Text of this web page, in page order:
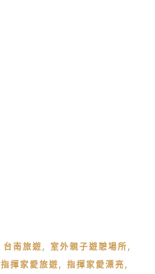
台南旅遊, 室外親子遊憩場所,
指揮家愛旅遊, 指揮家愛漂亮,